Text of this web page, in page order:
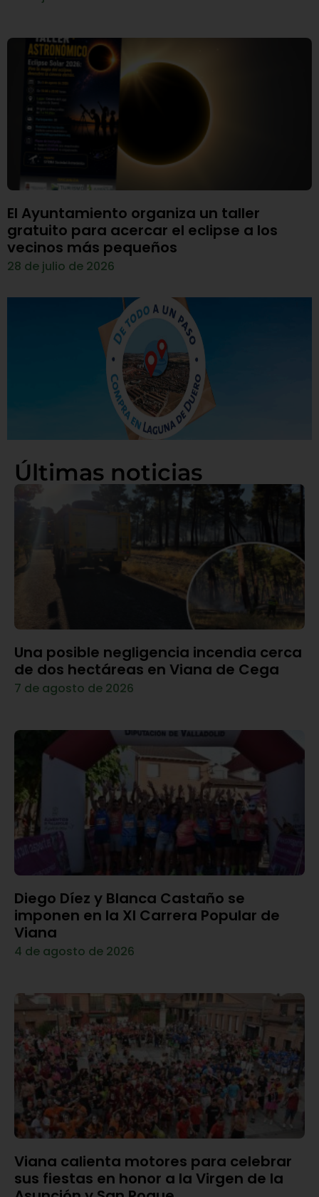
El Ayuntamiento organiza un taller
gratuito para acercar el eclipse a los
vecinos más pequeños
28 de julio de 2026
Últimas noticias
Una posible negligencia incendia cerca
de dos hectáreas en Viana de Cega
7 de agosto de 2026
Diego Díez y Blanca Castaño se
imponen en la XI Carrera Popular de
Viana
4 de agosto de 2026
Viana calienta motores para celebrar
sus fiestas en honor a la Virgen de la